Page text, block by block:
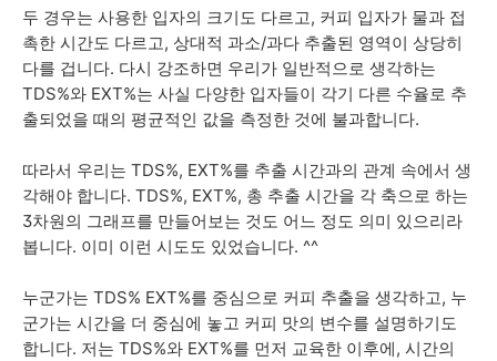
두 경우는 사용한 입자의 크기도 다르고, 커피 입자가 물과 접
촉한 시간도 다르고, 상대적 과소/과다 추출된 영역이 상당히
다를 겁니다. 다시 강조하면 우리가 일반적으로 생각하는
TDS%와 EXT%는 사실 다양한 입자들이 각기 다른 수율로 추
출되었을 때의 평균적인 값을 측정한 것에 불과합니다.
따라서 우리는 TDS%, EXT%를 추출 시간과의 관계 속에서 생
각해야 합니다. TDS%, EXT%, 총 추출 시간을 각 축으로 하는
3차원의 그래프를 만들어보는 것도 어느 정도 의미 있으리라
봅니다. 이미 이런 시도도 있었습니다. ^^
누군가는 TDS% EXT%를 중심으로 커피 추출을 생각하고, 누
군가는 시간을 더 중심에 놓고 커피 맛의 변수를 설명하기도
합니다. 저는 TDS%와 EXT%를 먼저 교육한 이후에, 시간의